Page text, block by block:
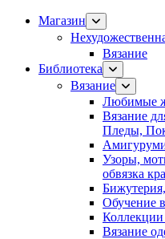
Магазин
Вязание
Библиотека
Вязание
Любимые
Вязание
Пледы,
Узоры,
обвязка
Обучение
Вязание